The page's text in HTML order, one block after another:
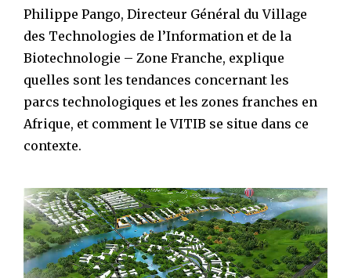
Philippe Pango, Directeur Général du Village
des Technologies de l’Information et de la
Biotechnologie – Zone Franche, explique
quelles sont les tendances concernant les
parcs technologiques et les zones franches en
Afrique, et comment le VITIB se situe dans ce
contexte.